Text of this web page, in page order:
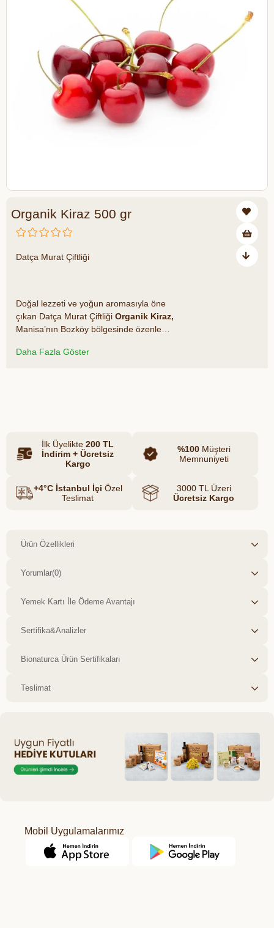
Organik Kiraz 500 gr
Datça Murat Çiftliği
Doğal lezzeti ve yoğun aromasıyla öne
çıkan Datça Murat Çiftliği Organik Kiraz,
Manisa’nın Bozköy bölgesinde özenle
kimyasal gübre ve ilaç kullanılmadan
Daha Fazla Göster
İlk Üyelikte 200 TL
İndirim + Ücretsiz
Kargo
%100Müşteri
Memnuniyeti
+4°C İstanbul İçi Özel
Teslimat
3000 TL Üzeri
Ücretsiz Kargo
Ürün Özellikleri
Yorumlar(0)
Yemek Kartı İle Ödeme Avantajı
Sertifika&Analizler
Bionaturca Ürün Sertifikaları
Teslimat
Mobil Uygulamalarımız